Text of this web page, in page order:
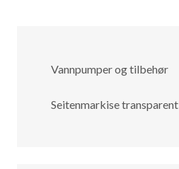
Vannpumper og tilbehør
Seitenmarkise transparent